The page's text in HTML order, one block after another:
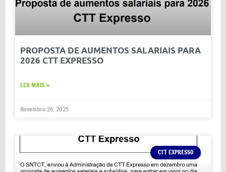
PROPOSTA DE AUMENTOS SALARIAIS PARA
2026 CTT EXPRESSO
LER MAIS »
Novembro 26, 2025
CTT EXPRESSO